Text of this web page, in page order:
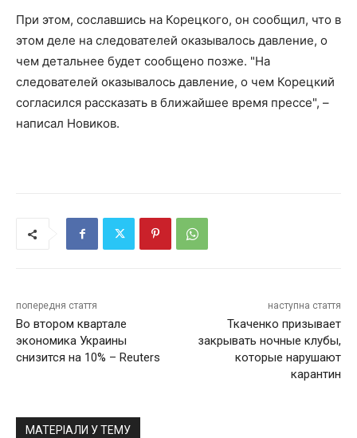
При этом, сославшись на Корецкого, он сообщил, что в
этом деле на следователей оказывалось давление, о
чем детальнее будет сообщено позже. "На
следователей оказывалось давление, о чем Корецкий
согласился рассказать в ближайшее время прессе", –
написал Новиков.
попередня стаття
Во втором квартале
экономика Украины
снизится на 10% – Reuters
наступна стаття
Ткаченко призывает
закрывать ночные клубы,
которые нарушают
карантин
МАТЕРІАЛИ У ТЕМУ